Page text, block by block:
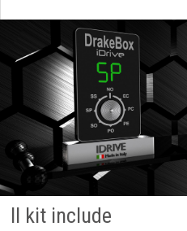
Il kit include